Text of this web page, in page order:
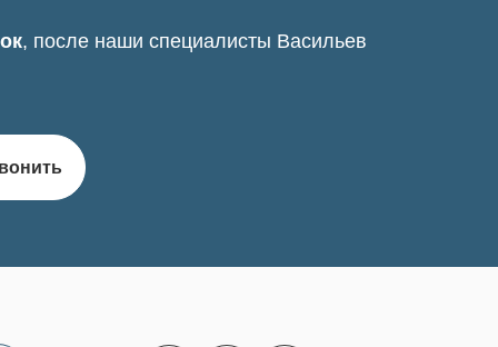
, после наши специалисты Васильев